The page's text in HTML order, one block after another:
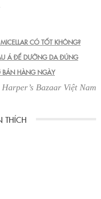
CÓ TỐT KHÔNG?
Á ĐỂ DƯỠNG DA ĐÚNG
BẢN HÀNG NGÀY
Harper’s Bazaar Việt Nam